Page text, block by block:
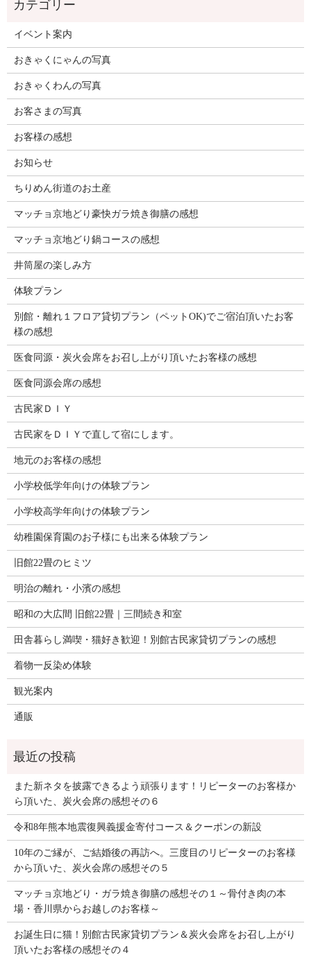
イベント案内
おきゃくにゃんの写真
おきゃくわんの写真
お客さまの写真
お客様の感想
お知らせ
ちりめん街道のお土産
マッチョ京地どり豪快ガラ焼き御膳の感想
マッチョ京地どり鍋コースの感想
井筒屋の楽しみ方
体験プラン
別館・離れ１フロア貸切プラン（ペットOK)でご宿泊頂いたお客
様の感想
医食同源・炭火会席をお召し上がり頂いたお客様の感想
医食同源会席の感想
古民家ＤＩＹ
古民家をＤＩＹで直して宿にします。
地元のお客様の感想
小学校低学年向けの体験プラン
小学校高学年向けの体験プラン
幼稚園保育園のお子様にも出来る体験プラン
旧館22畳のヒミツ
明治の離れ・小濱の感想
昭和の大広間 旧館22畳｜三間続き和室
田舎暮らし満喫・猫好き歓迎！別館古民家貸切プランの感想
着物一反染め体験
観光案内
通販
また新ネタを披露できるよう頑張ります！リピーターのお客様か
ら頂いた、炭火会席の感想その６
令和8年熊本地震復興義援金寄付コース＆クーポンの新設
10年のご縁が、ご結婚後の再訪へ。三度目のリピーターのお客様
から頂いた、炭火会席の感想その５
マッチョ京地どり・ガラ焼き御膳の感想その１～骨付き肉の本
場・香川県からお越しのお客様～
お誕生日に猫！別館古民家貸切プラン＆炭火会席をお召し上がり
頂いたお客様の感想その４